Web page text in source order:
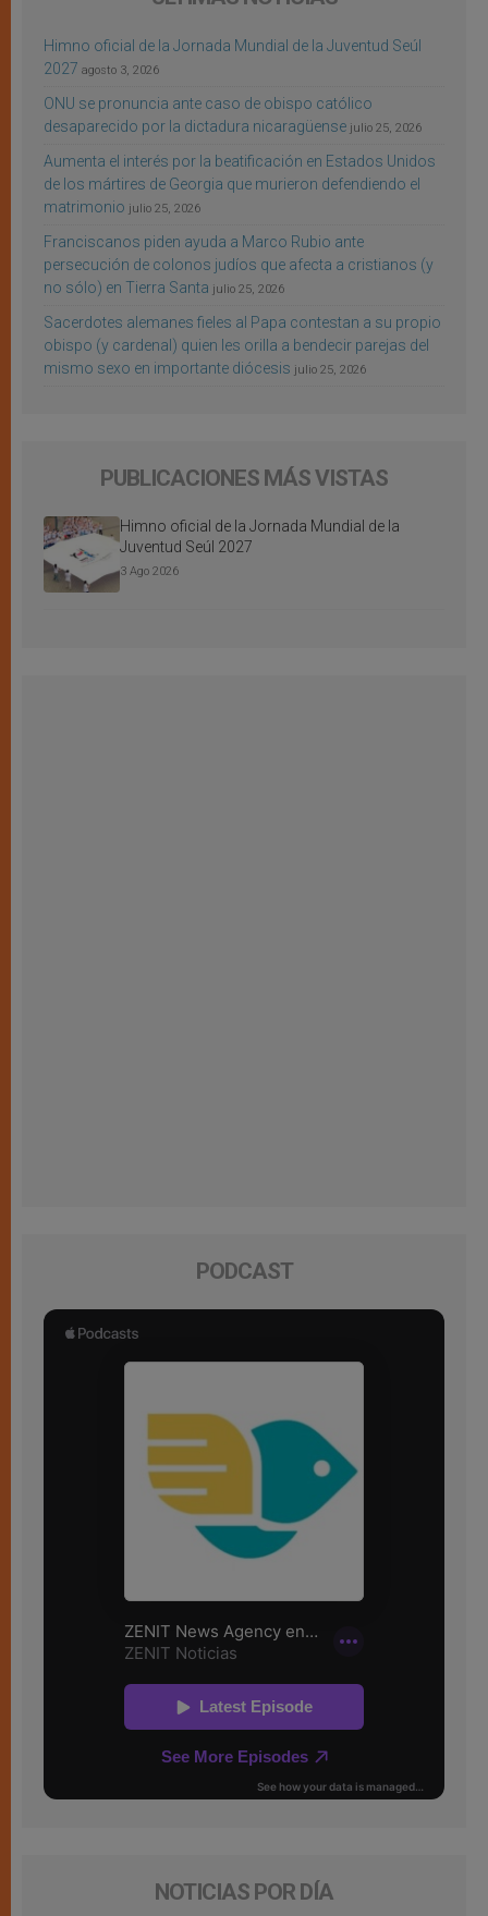
Himno oficial de la Jornada Mundial de la Juventud Seúl
2027 agosto 3, 2026
ONU se pronuncia ante caso de obispo católico
desaparecido por la dictadura nicaragüense julio 25, 2026
Aumenta el interés por la beatificación en Estados Unidos
de los mártires de Georgia que murieron defendiendo el
matrimonio julio 25, 2026
Franciscanos piden ayuda a Marco Rubio ante
persecución de colonos judíos que afecta a cristianos (y
no sólo) en Tierra Santa julio 25, 2026
Sacerdotes alemanes fieles al Papa contestan a su propio
obispo (y cardenal) quien les orilla a bendecir parejas del
mismo sexo en importante diócesis julio 25, 2026
PUBLICACIONES MÁS VISTAS
Himno oficial de la Jornada Mundial de la
Juventud Seúl 2027
3 Ago 2026
PODCAST
NOTICIAS POR DÍA